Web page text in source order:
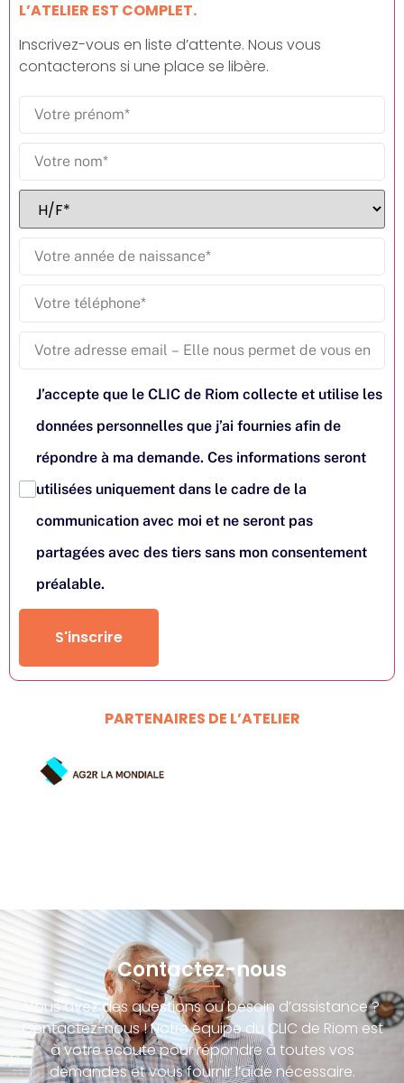
L’ATELIER EST COMPLET.
Inscrivez-vous en liste d’attente. Nous vous
contacterons si une place se libère.
J’accepte que le CLIC de Riom collecte et utilise les
données personnelles que j’ai fournies afin de
répondre à ma demande. Ces informations seront
utilisées uniquement dans le cadre de la
communication avec moi et ne seront pas
partagées avec des tiers sans mon consentement
préalable.
S'inscrire
PARTENAIRES DE L’ATELIER
Contactez-nous
Vous avez des questions ou besoin d’assistance ?
Contactez-nous ! Notre équipe du CLIC de Riom est
à votre écoute pour répondre à toutes vos
demandes et vous fournir l’aide nécessaire.